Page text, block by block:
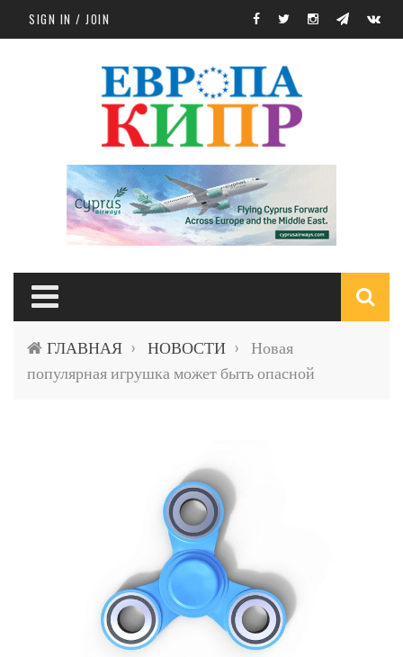
Skip to main content
SIGN IN / JOIN
ГЛАВНАЯ › НОВОСТИ ›
Новая
популярная игрушка может быть опасной